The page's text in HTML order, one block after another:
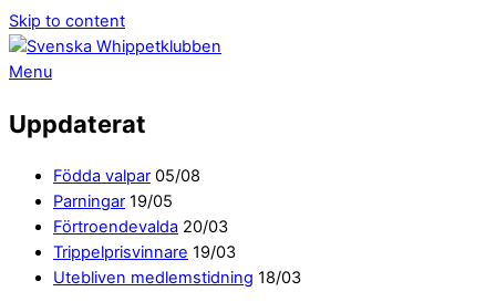
Skip to content
Menu
Uppdaterat
Födda valpar 05/08
Parningar 19/05
Förtroendevalda 20/03
Trippelprisvinnare 19/03
Utebliven medlemstidning 18/03